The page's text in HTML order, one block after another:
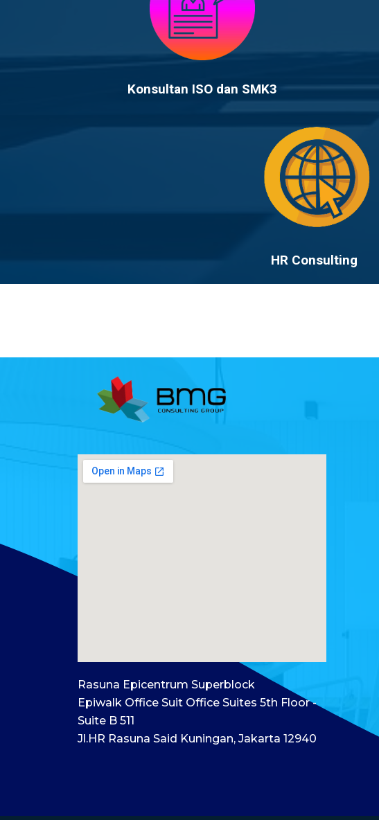
Konsultan ISO dan SMK3
HR Consulting
Rasuna Epicentrum Superblock
Epiwalk Office Suit Office Suites 5th Floor -
Suite B 511
Jl.HR Rasuna Said Kuningan, Jakarta 12940